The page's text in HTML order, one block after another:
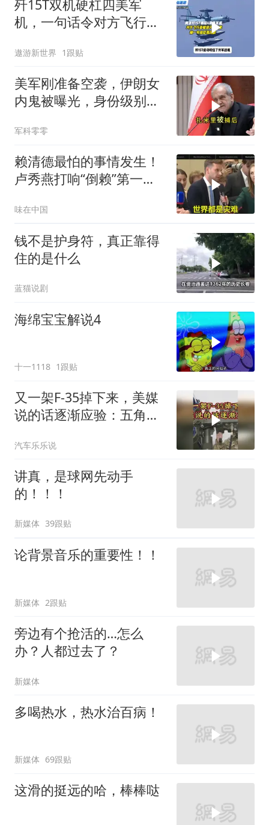
歼15T双机硬杠四美军
机，一句话令对方飞行员
遨游新世界 1跟贴
美军刚准备空袭，伊朗女
内鬼被曝光，身份级别很
军科零零
赖清德最怕的事情发生！
卢秀燕打响“倒赖”第一
味在中国
钱不是护身符，真正靠得
住的是什么
蓝猫说剧
海绵宝宝解说4
十一1118 1跟贴
又一架F-35掉下来，美媒
说的话逐渐应验：五角大
汽车乐乐说
讲真，是球网先动手
的！！！
新媒体 39跟贴
论背景音乐的重要性！！
新媒体 2跟贴
旁边有个抢活的…怎么
办？人都过去了？
新媒体
多喝热水，热水治百病！
新媒体 69跟贴
这滑的挺远的哈，棒棒哒